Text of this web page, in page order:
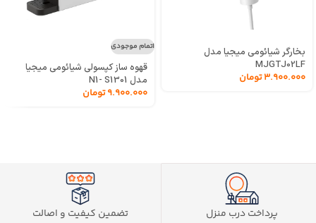
بخارگر شیائومی میجیا مدل
MJGTJ02LF
3.900.000تومان
اتمام موجودی
قهوه ساز کپسولی شیائومی میجیا
مدل N1- S1301
9.900.000تومان
پرداخت درب منزل تضمین کیفیت و اصالت